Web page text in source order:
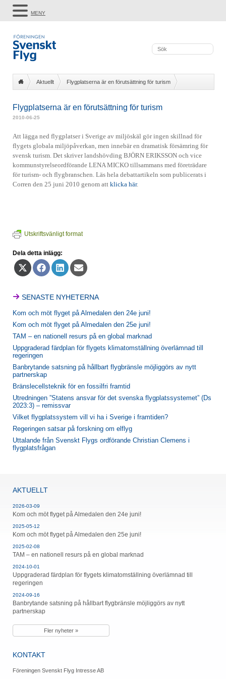
Aktuellt Flygplatserna är en förutsättning för turism
Flygplatserna är en förutsättning för turism
2010-06-25
Att lägga ned flygplatser i Sverige av miljöskäl gör ingen skillnad för
flygets globala miljöpåverkan, men innebär en dramatisk försämring för
svensk turism. Det skriver landshövding BJÖRN ERIKSSON och vice
kommunstyrelseordförande LENA MICKO tillsammans med företrädare
för turism- och flygbranschen. Läs hela debattartikeln som publicerats i
Corren den 25 juni 2010 genom att klicka här.
Utskriftsvänligt format
Dela detta inlägg:
Dela
på
Dela
på
Dela
på
Dela
på
SENASTE NYHETERNA
Kom och möt flyget på Almedalen den 24e juni!
Kom och möt flyget på Almedalen den 25e juni!
TAM – en nationell resurs på en global marknad
Uppgraderad färdplan för flygets klimatomställning överlämnad till
regeringen
Banbrytande satsning på hållbart flygbränsle möjliggörs av nytt
partnerskap
Bränslecellsteknik för en fossilfri framtid
Utredningen ”Statens ansvar för det svenska flygplatssystemet” (Ds
2023:3) – remissvar
Vilket flygplatssystem vill vi ha i Sverige i framtiden?
Regeringen satsar på forskning om elflyg
Uttalande från Svenskt Flygs ordförande Christian Clemens i
flygplatsfrågan
AKTUELLT
2026-03-09
Kom och möt flyget på Almedalen den 24e juni!
2025-05-12
Kom och möt flyget på Almedalen den 25e juni!
2025-02-08
TAM – en nationell resurs på en global marknad
2024-10-01
Uppgraderad färdplan för flygets klimatomställning överlämnad till
regeringen
2024-09-16
Banbrytande satsning på hållbart flygbränsle möjliggörs av nytt
partnerskap
Fler nyheter »
KONTAKT
Föreningen Svenskt Flyg Intresse AB
MENY